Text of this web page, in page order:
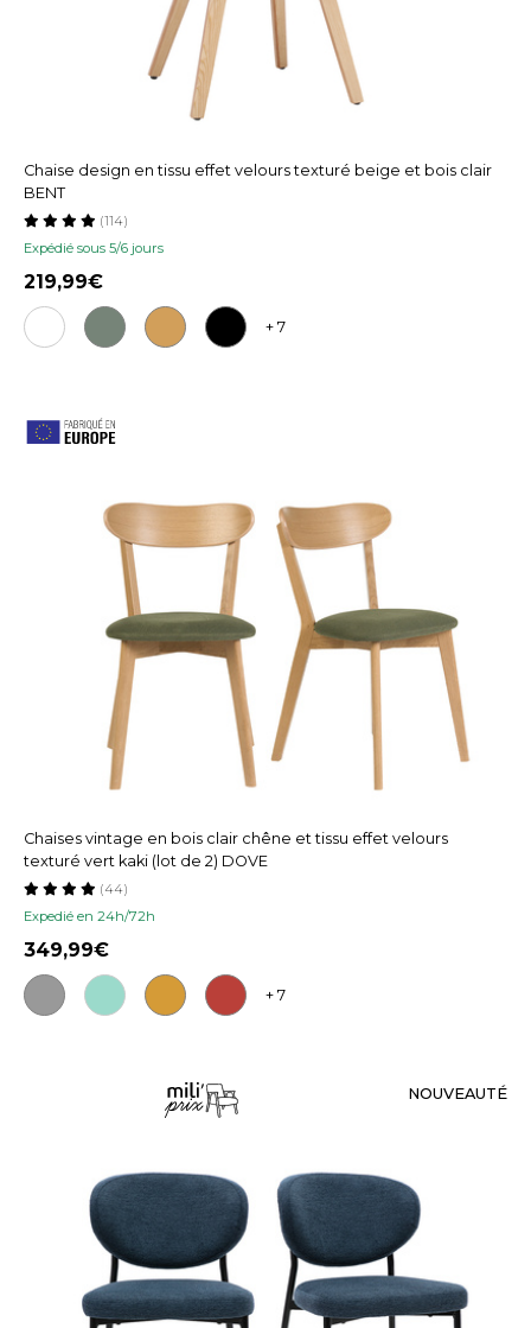
Chaise design en tissu effet velours texturé beige et bois clair
BENT
Expédié sous 5/6 jours
(114)
219,99
+ 7
Chaises vintage en bois clair chêne et tissu effet velours
texturé vert kaki (lot de 2) DOVE
Expedié en 24h/72h
(44)
349,99
+ 7
NOUVEAUTÉ